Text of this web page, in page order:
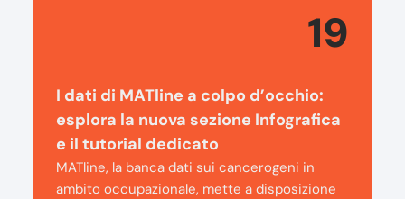
19
I dati di MATline a colpo d’occhio:
esplora la nuova sezione Infografica
e il tutorial dedicato
MATline, la banca dati sui cancerogeni in
ambito occupazionale, mette a disposizione